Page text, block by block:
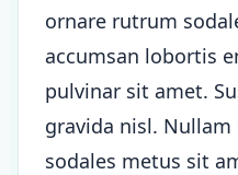
ornare rutrum
accumsan lobortis
pulvinar sit amet.
gravida nisl.
sodales metus sit